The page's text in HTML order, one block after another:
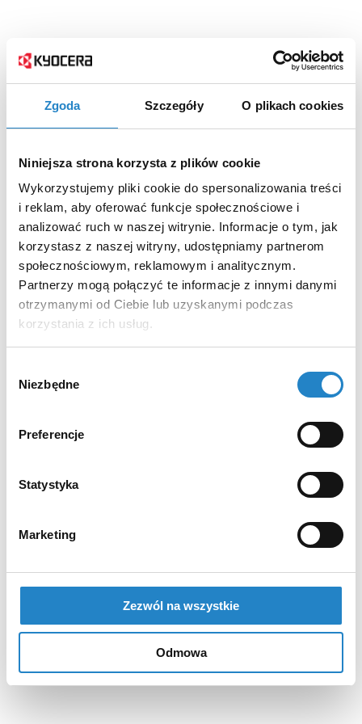
Zgoda Szczegóły O plikach cookies
Niniejsza strona korzysta z plików cookie
Wykorzystujemy pliki cookie do spersonalizowania treści
i reklam, aby oferować funkcje społecznościowe i
analizować ruch w naszej witrynie. Informacje o tym, jak
korzystasz z naszej witryny, udostępniamy partnerom
społecznościowym, reklamowym i analitycznym.
Partnerzy mogą połączyć te informacje z innymi danymi
otrzymanymi od Ciebie lub uzyskanymi podczas
korzystania z ich usług.
zgody
Niezbędne
Preferencje
Statystyka
Marketing
Zezwól na wszystkie
Odmowa